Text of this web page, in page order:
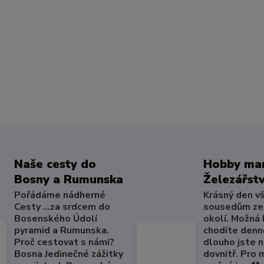
Naše cesty do
Bosny a Rumunska
Pořádáme nádherné
Cesty ...za srdcem do
Bosenského Údolí
pyramid a Rumunska.
Proč cestovat s námi?
Bosna Jedinečné zážitky
Hobby
Krásný den
sousedům
okolí. Možná
chodíte
dlouho jste
dovnitř. Pro